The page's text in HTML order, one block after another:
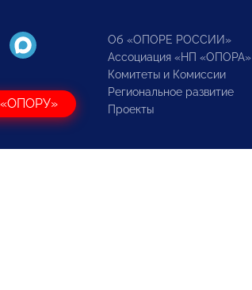
«ОПОРУ»
Об «ОПОРЕ РОССИИ»
Ассоциация «НП «ОПОРА»
Комитеты и Комиссии
Региональное развитие
Проекты